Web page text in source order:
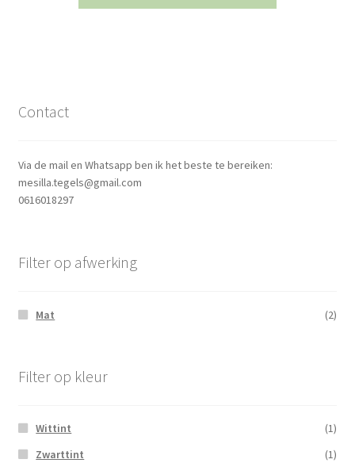
Contact
Via de mail en Whatsapp ben ik het beste te bereiken:
mesilla.tegels@gmail.com
0616018297
Filter op afwerking
Mat (2)
Filter op kleur
Wittint
(1)
Zwarttint
(1)